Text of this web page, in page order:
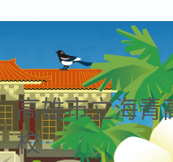
高雄市立海青
校